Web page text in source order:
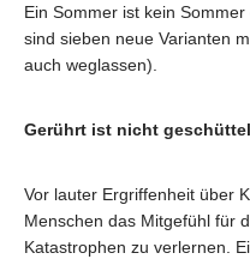
Ein Sommer ist kein
sind sieben neue Varianten
auch weglassen).
Gerührt ist nicht
Vor lauter Ergriffenheit über
Menschen das Mitgefühl für
Katastrophen zu verlernen.